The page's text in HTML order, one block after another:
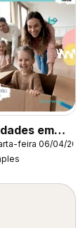
em
feira 06/04/2022